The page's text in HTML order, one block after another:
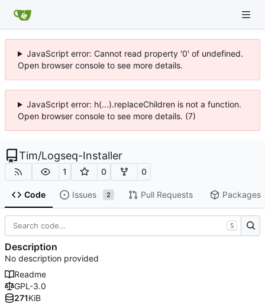
JavaScript error: Cannot read property '0' of undefined.
Open browser console to see more details.
JavaScript error: h(...).replaceChildren is not a function.
Open browser console to see more details. (7)
Tim/Logseq-Installer
1 0 0
Code Issues 2 Pull Requests Packages
S
Description
No description provided
Readme
GPL-3.0
271KiB